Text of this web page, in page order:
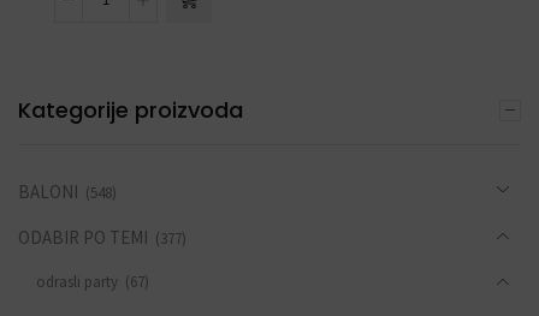
Kategorije proizvoda
BALONI (548)
ODABIR PO TEMI (377)
odrasli party (67)